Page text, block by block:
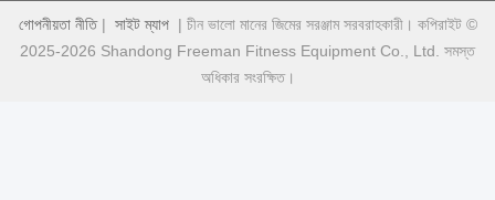
গোপনীয়তা নীতি| সাইট ম্যাপ| চীন ভালো মানের জিমের সরঞ্জাম সরবরাহকারী। কপিরাইট ©
2025-2026 Shandong Freeman Fitness Equipment Co., Ltd. সমস্ত
অধিকার সংরক্ষিত।